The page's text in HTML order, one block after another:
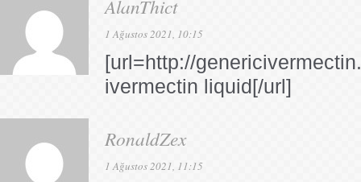
AlanThict
1 Ağustos 2021, 10:15
[url=http://
ivermectin liquid[/url]
RonaldZex
1 Ağustos 2021, 11:15